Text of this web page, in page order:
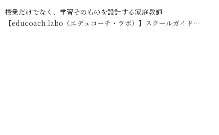
授業だけでなく、学習そのものを設計する家庭教師
【educoach.labo（エデュコーチ・ラボ）】スクールガイド…